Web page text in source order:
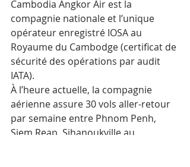
Cambodia Angkor Air est la
compagnie nationale et l’unique
opérateur enregistré IOSA au
Royaume du Cambodge (certificat de
sécurité des opérations par audit
IATA).
À l’heure actuelle, la compagnie
aérienne assure 30 vols aller-retour
par semaine entre Phnom Penh,
Siem Reap, Sihanoukville au